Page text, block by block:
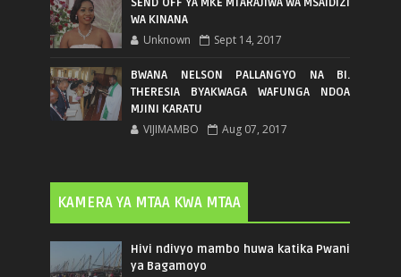
WA KINANA
Unknown Sept 14, 2017
BWANA NELSON PALLANGYO NA BI.
THERESIA BYAKWAGA WAFUNGA NDOA
MJINI KARATU
VIJIMAMBO Aug 07, 2017
KAMERA YA MTAA KWA MTAA
Hivi ndivyo mambo huwa katika Pwani
ya Bagamoyo